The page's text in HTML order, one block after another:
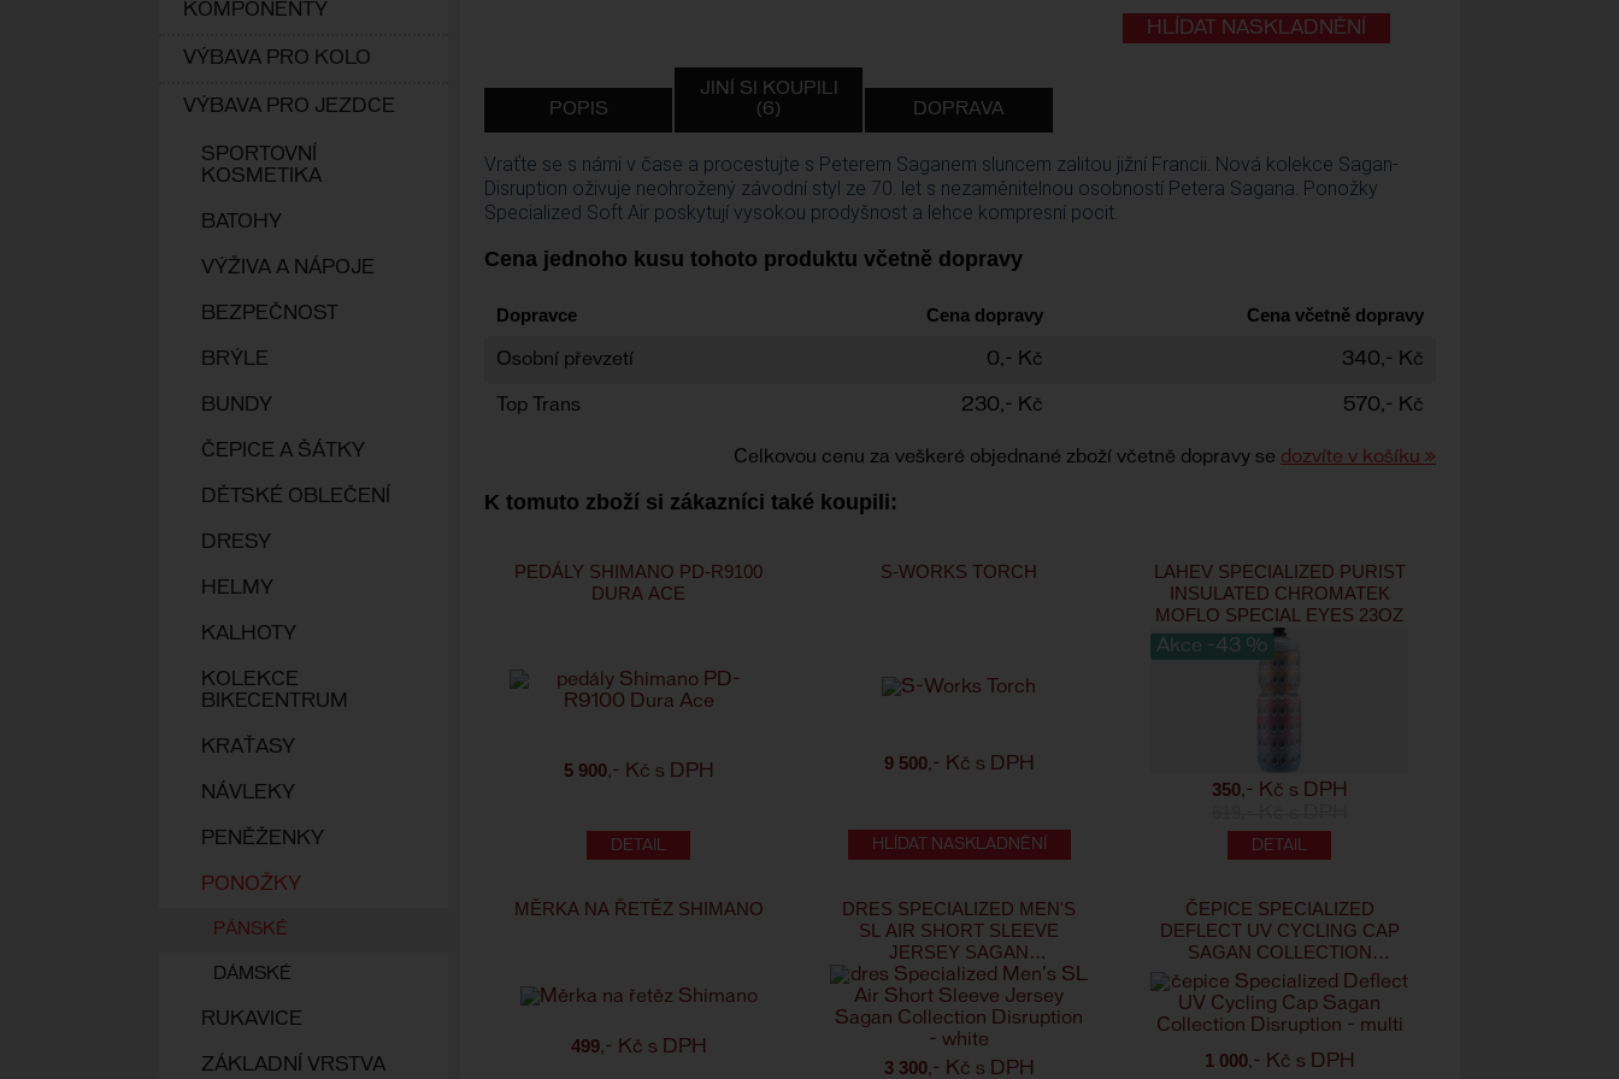
KOMPONENTY
VÝBAVA PRO KOLO
VÝBAVA PRO JEZDCE
SPORTOVNÍ
KOSMETIKA
BATOHY
VÝŽIVA A NÁPOJE
BEZPEČNOST
BRÝLE
BUNDY
ČEPICE A ŠÁTKY
DĚTSKÉ OBLEČENÍ
DRESY
HELMY
KALHOTY
KOLEKCE
BIKECENTRUM
KRAŤASY
NÁVLEKY
PENĚŽENKY
PONOŽKY
PÁNSKÉ
DÁMSKÉ
RUKAVICE
ZÁKLADNÍ VRSTVA
HLÍDAT NASKLADNĚNÍ
POPIS
JINÍ SI KOUPILI
(6)
DOPRAVA
Vraťte se s námi v čase a procestujte s Peterem Saganem sluncem zalitou jižní Francii. Nová kolekce Sagan-
Disruption oživuje neohrožený závodní styl ze 70. let s nezaměnitelnou osobností Petera Sagana. Ponožky
Specialized Soft Air poskytují vysokou prodyšnost a lehce kompresní pocit.
Cena jednoho kusu tohoto produktu včetně dopravy
Dopravce Cena dopravy Cena včetně dopravy
Osobní převzetí 0,- Kč 340,- Kč
Top Trans 230,- Kč 570,- Kč
Celkovou cenu za veškeré objednané zboží včetně dopravy se dozvíte v košíku »
K tomuto zboží si zákazníci také koupili:
PEDÁLY SHIMANO PD-R9100
DURA ACE
5 900,- Kč s DPH
S-WORKS TORCH
9 500,- Kč s DPH
HLÍDAT NASKLADNĚNÍ
LAHEV SPECIALIZED PURIST
INSULATED CHROMATEK
MOFLO SPECIAL EYES 23OZ
Akce -43 %
350,- Kč s DPH
MĚRKA NA ŘETĚZ SHIMANO
499,- Kč s DPH
DRES SPECIALIZED MEN'S
SL AIR SHORT SLEEVE
JERSEY SAGAN
COLLECTION DISRUPTION -
WHITE
3 300,- Kč s DPH
ČEPICE SPECIALIZED
DEFLECT UV CYCLING CAP
SAGAN COLLECTION
DISRUPTION - MULTI
1 000,- Kč s DPH